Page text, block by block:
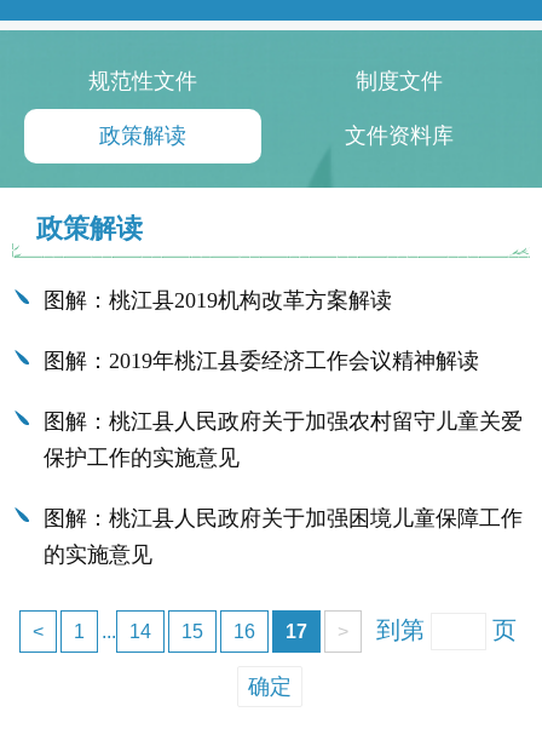
规范性文件 制度文件
政策解读 文件资料库
政策解读
图解：桃江县2019机构改革方案解读
图解：2019年桃江县委经济工作会议精神解读
图解：桃江县人民政府关于加强农村留守儿童关爱
保护工作的实施意见
图解：桃江县人民政府关于加强困境儿童保障工作
的实施意见
< 1 ... 14 15 16 17 > 到第 页
确定